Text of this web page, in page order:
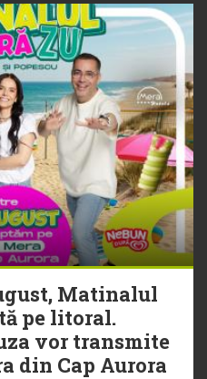
Matinalul
pe litoral.
vor transmite
din Cap Aurora